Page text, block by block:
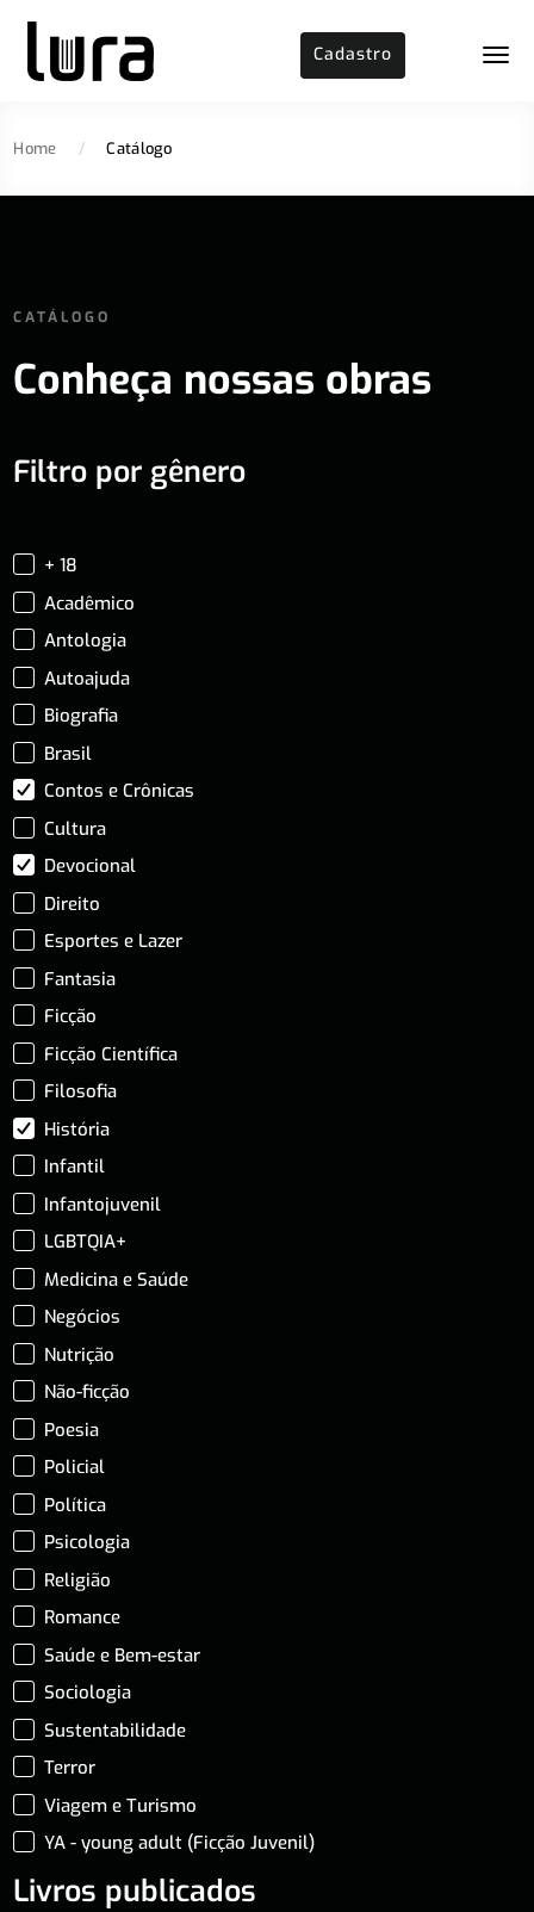
Cadastro
Home / Catálogo
CATÁLOGO
Conheça nossas obras
Filtro por gênero
+ 18
Acadêmico
Antologia
Autoajuda
Biografia
Brasil
Contos e Crônicas
Cultura
Devocional
Direito
Esportes e Lazer
Fantasia
Ficção
Ficção Científica
Filosofia
História
Infantil
Infantojuvenil
LGBTQIA+
Medicina e Saúde
Negócios
Nutrição
Não-ficção
Poesia
Policial
Política
Psicologia
Religião
Romance
Saúde e Bem-estar
Sociologia
Sustentabilidade
Terror
Viagem e Turismo
YA - young adult (Ficção Juvenil)
Livros publicados